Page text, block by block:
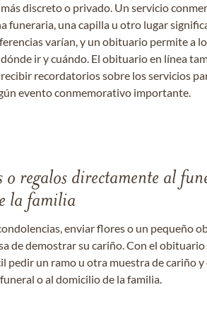
discreto o privado. Un servicio
funeraria, una capilla u otro lugar
varían, y un obituario permite a
ir y cuándo. El obituario en línea
recordatorios sobre los servicios
evento conmemorativo importante.
o regalos directamente al
la familia
enviar flores o un pequeño
de demostrar su cariño. Con el
pedir un ramo u otra muestra de cariño y
o al domicilio de la familia.